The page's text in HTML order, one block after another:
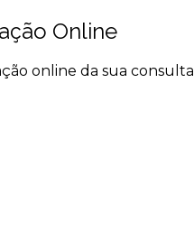
Online
online da sua consulta